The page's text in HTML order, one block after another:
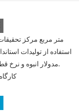
مدولار انبوه و نرخ قطعات استاندارد تا ۸۰٪ که منبع ثبات کیفیت هستند.